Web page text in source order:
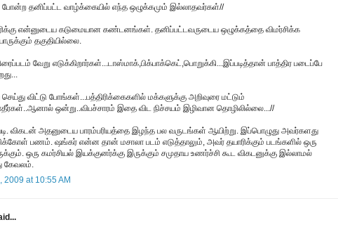
போன்ற தனிப்பட்ட வாழ்க்கையில் எந்த ஒழுக்கமும் இல்லாதவர்கள்//
என்னுடைய கடுமையான கண்டனங்கள். தனிப்பட்டவருடைய ஒழுக்கத்தை விமர்சிக்க
தகுதியில்லை.
வேறு எடுக்கிறார்கள்...டாஸ்மாக்,பிக்பாக்கெட்,பொறுக்கி...இப்படித்தான் பாத்திர படைப்பே
செய்து விட்டு போங்கள்...பத்திரிக்கைகளில் மக்களுக்கு அறிவுரை மட்டும்
ஒன்று..விபச்சாரம் இதை விட நிச்சயம் இழிவான தொழிலில்லை...//
விகடன் அதனுடைய பாரம்பரியத்தை இழந்த பல வருடங்கள் ஆயிற்று. இப்பொழுது அவர்களது
பணம். ஷங்கர் என்ன தான் மசாலா படம் எடுத்தாலும், அவர் தயாரிக்கும் படங்களில் ஒரு
ஒரு கமர்சியல் இயக்குனர்க்கு இருக்கும் சமுதாய உணர்ச்சி கூட விகடனுக்கு இல்லாமல்
கேவலம்.
2009 at 10:55 AM